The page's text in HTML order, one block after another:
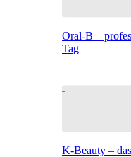
Oral-B –
Tag
K-Beauty –